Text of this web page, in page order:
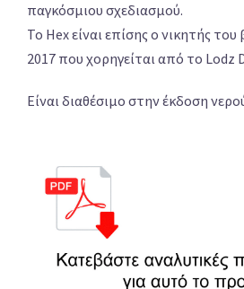
παγκόσμιου σχεδιασμού.
Το Hex είναι επίσης ο νικητής
2017 που χορηγείται από το Lodz
Είναι διαθέσιμο στην έκδοση